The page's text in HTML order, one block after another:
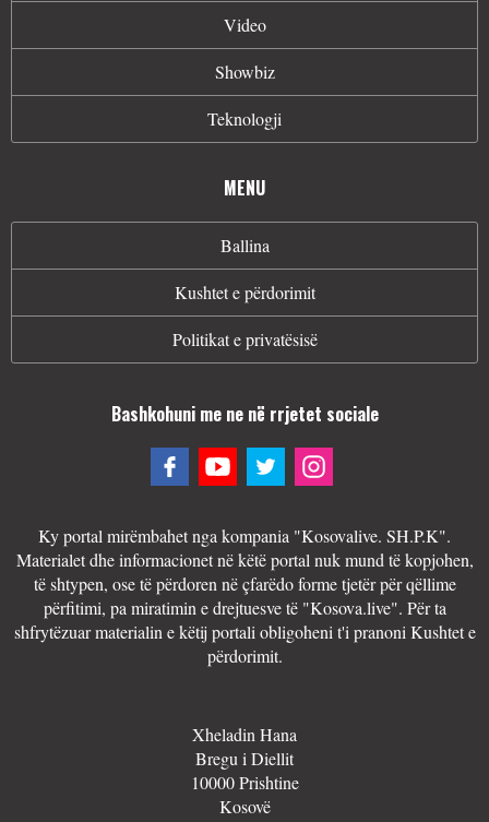
Video
Showbiz
Teknologji
MENU
Ballina
Kushtet e përdorimit
Politikat e privatësisë
Bashkohuni me ne në rrjetet sociale
Ky portal mirëmbahet nga kompania "Kosovalive. SH.P.K".
Materialet dhe informacionet në këtë portal nuk mund të kopjohen,
të shtypen, ose të përdoren në çfarëdo forme tjetër për qëllime
përfitimi, pa miratimin e drejtuesve të "Kosova.live". Për ta
shfrytëzuar materialin e këtij portali obligoheni t'i pranoni Kushtet e
përdorimit.
Xheladin Hana
Bregu i Diellit
10000 Prishtine
Kosovë